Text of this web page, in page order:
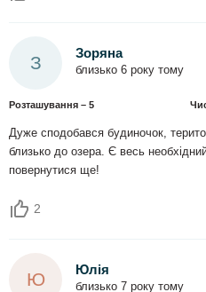
З Зоряна
близько 6 року тому
Розташування – 5
Дуже сподобався будиночок,
близько до озера. Є весь
повернутися ще!
2
Ю Юлія
близько 7 року тому